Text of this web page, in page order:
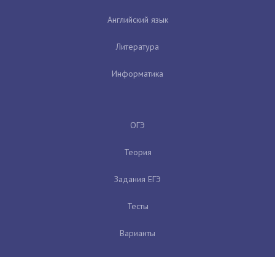
Английский язык
Литература
Информатика
ОГЭ
Теория
Задания ЕГЭ
Тесты
Варианты